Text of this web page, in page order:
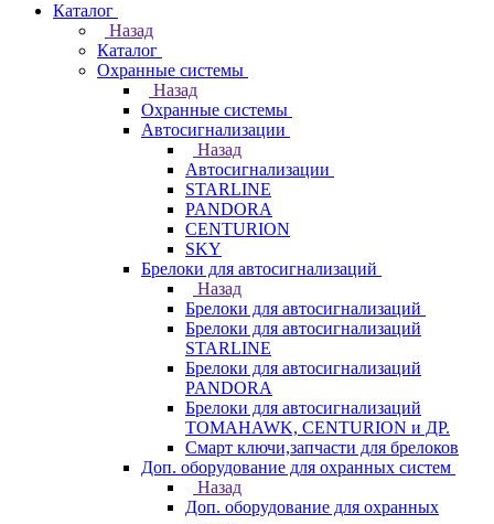
Каталог
Назад
Каталог
Охранные системы
Назад
Охранные системы
Автосигнализации
Назад
Автосигнализации
STARLINE
PANDORA
CENTURION
SKY
Брелоки для автосигнализаций
Назад
Брелоки для автосигнализаций
Брелоки для автосигнализаций
STARLINE
Брелоки для автосигнализаций
PANDORA
Брелоки для автосигнализаций
TOMAHAWK, CENTURION и ДР.
Смарт ключи,запчасти для брелоков
Доп. оборудование для охранных систем
Назад
Доп. оборудование для охранных